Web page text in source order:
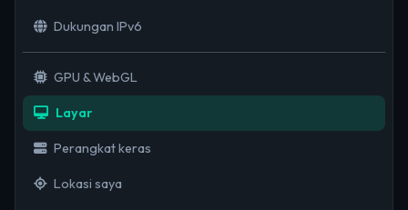
Dukungan IPv6
GPU & WebGL
Layar
Perangkat keras
Lokasi saya